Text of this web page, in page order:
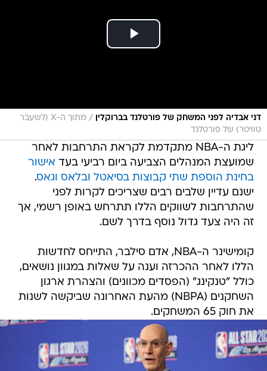
דני אבדיה לפני המשחק של פורטלנד בברוקלין /
מתוך ה-X (לשעבר
טוויטר) של פורטלנד
ליגת ה-NBA מתקדמת לקראת התרחבות לאחר
שמועצת המנהלים הצביעה ביום רביעי בעד אישור
בחינת הוספת שתי קבוצות בסיאטל ובלאס וגאס.
ישנם עדיין שלבים רבים שצריכים לקרות לפני
שהתרחבות לשווקים הללו תתרחש באופן רשמי, אך
זה היה צעד גדול נוסף בדרך לשם.
קומישינר ה-NBA, אדם סילבר, התייחס לחדשות
הללו לאחר ההכרזה וענה על שאלות במגוון נושאים,
כולל "טנקינג" (הפסדים מכוונים) והצהרת ארגון
השחקנים (NBPA) מהעת האחרונה שביקשה לשנות
את חוק 65 המשחקים.